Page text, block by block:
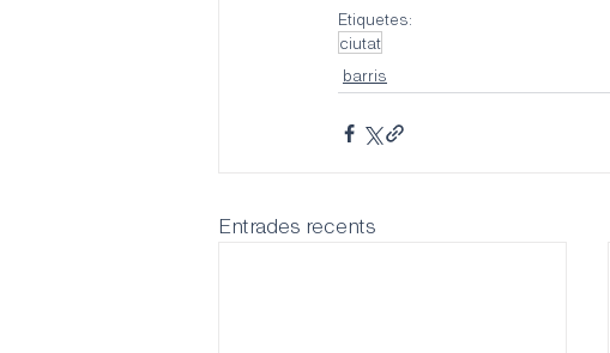
Etiquetes:
ciutat
barris
Entrades recents